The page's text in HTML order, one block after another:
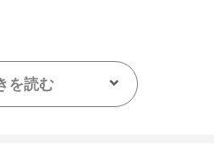
を読む